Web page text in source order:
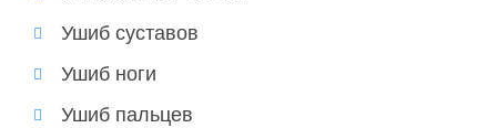
Ушиб суставов
Ушиб ноги
Ушиб пальцев